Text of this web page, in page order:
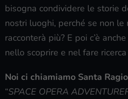
bisogna condividere le storie
nostri luoghi, perché se non le
racconterà più? E poi c’è
nello scoprire e nel fare
Noi ci chiamiamo Santa
“SPACE OPERA